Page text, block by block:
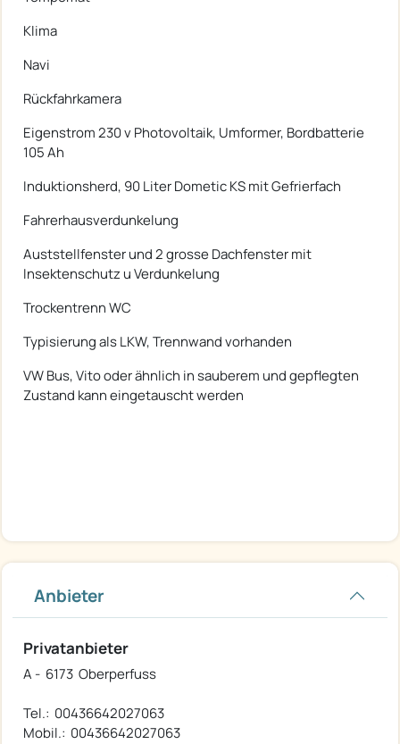
Klima
Navi
Rückfahrkamera
Eigenstrom 230 v Photovoltaik, Umformer, Bordbatterie
105 Ah
Induktionsherd, 90 Liter Dometic KS mit Gefrierfach
Fahrerhausverdunkelung
Auststellfenster und 2 grosse Dachfenster mit
Insektenschutz u Verdunkelung
Trockentrenn WC
Typisierung als LKW, Trennwand vorhanden
VW Bus, Vito oder ähnlich in sauberem und gepflegten
Zustand kann eingetauscht werden
Anbieter
Privatanbieter
A - 6173 Oberperfuss
Tel.: 00436642027063
Mobil.: 00436642027063